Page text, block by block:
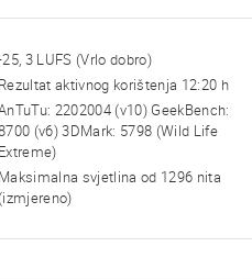
25, 3 LUFS (Vrlo dobro)
Rezultat aktivnog korištenja 12:20 h
2202004 (v10) GeekBench:
(v6) 3DMark: 5798 (Wild Life
Extreme)
Maksimalna svjetlina od 1296 nita
(izmjereno)